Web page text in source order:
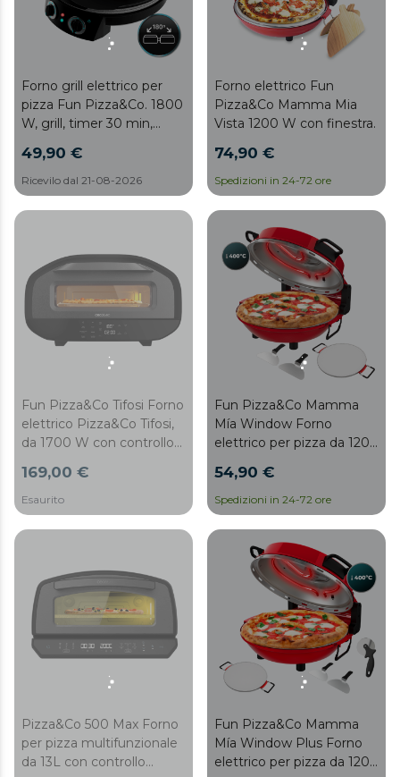
Forno grill elettrico per
pizza Fun Pizza&Co. 1800
W, grill, timer 30 min,
temperatura regolabile,
apertura 180º con due
piastre
49,90 €
Ricevilo dal 21-08-2026
Forno elettrico Fun
Pizza&Co Mamma Mia
Vista 1200 W con finestra.
74,90 €
Spedizioni in 24-72 ore
Fun Pizza&Co Tifosi Forno
elettrico Pizza&Co Tifosi,
da 1700 W con controllo
169,00 €
Esaurito
Fun Pizza&Co Mamma
Mía Window Forno
elettrico per pizza da 1200
temperatura regolabile e
pale in acciaio.
54,90 €
Spedizioni in 24-72 ore
Pizza&Co 500 Max Forno
per pizza multifunzionale
da 13L con controllo
Fun Pizza&Co Mamma
Mía Window Plus Forno
elettrico per pizza da 1200